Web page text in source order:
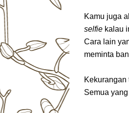
Kamu juga
selfie kalau
Cara lain
meminta
Kekurangan
Semua